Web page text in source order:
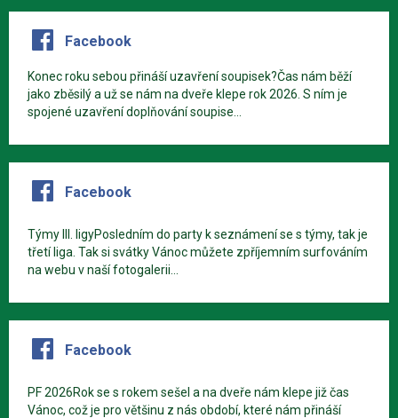
Facebook
Konec roku sebou přináší uzavření soupisek?Čas nám běží
jako zběsilý a už se nám na dveře klepe rok 2026. S ním je
spojené uzavření doplňování soupise...
Facebook
Týmy III. ligyPosledním do party k seznámení se s týmy, tak je
třetí liga. Tak si svátky Vánoc můžete zpříjemním surfováním
na webu v naší fotogalerii...
Facebook
PF 2026Rok se s rokem sešel a na dveře nám klepe již čas
Vánoc, což je pro většinu z nás období, které nám přináší